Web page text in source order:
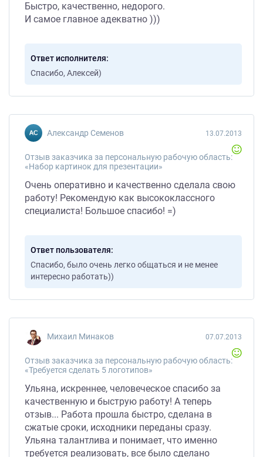
Быстро, качественно, недорого.
И самое главное адекватно )))
Ответ исполнителя
Спасибо, Алексей)
Александр Семенов
Отзыв заказчика за персональную рабочую область:
«Набор картинок для презентации»
13.07.2013
Очень оперативно и качественно сделала свою
работу! Рекомендую как высококлассного
специалиста! Большое спасибо! =)
Ответ пользователя
Спасибо, было очень легко общаться и не менее
интересно работать))
Михаил Минаков
Отзыв заказчика за персональную рабочую область:
«Требуется сделать 5 логотипов»
07.07.2013
Ульяна, искреннее, человеческое спасибо за
качественную и быструю работу! А теперь
отзыв... Работа прошла быстро, сделана в
сжатые сроки, исходники переданы сразу.
Ульяна талантлива и понимает, что именно
требуется реализовать, все было сделано